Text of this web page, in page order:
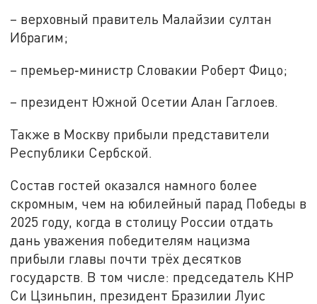
– верховный правитель Малайзии султан
Ибрагим;
– премьер‑министр Словакии Роберт Фицо;
– президент Южной Осетии Алан Гаглоев.
Также в Москву прибыли представители
Республики Сербской.
Состав гостей оказался намного более
скромным, чем на юбилейный парад Победы в
2025 году, когда в столицу России отдать
дань уважения победителям нацизма
прибыли главы почти трёх десятков
государств. В том числе: председатель КНР
Си Цзиньпин, президент Бразилии Луис